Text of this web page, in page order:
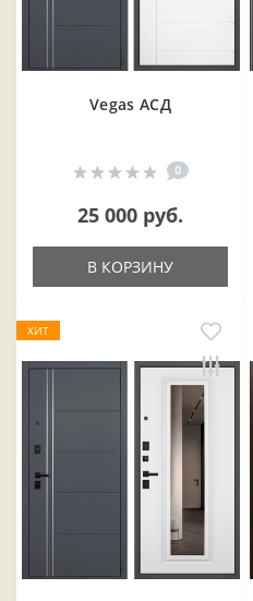
Vegas АСД
0
25 000 руб.
В КОРЗИНУ
ХИТ